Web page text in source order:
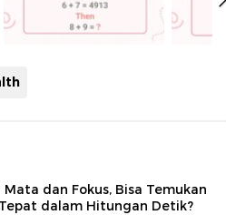
dan Fokus, Bisa Temukan
dalam Hitungan Detik?